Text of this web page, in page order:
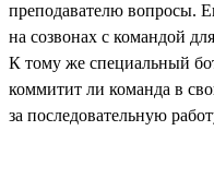
преподавателю вопросы.
на созвонах с командой
К тому же специальный
коммитит ли команда в
за последовательную